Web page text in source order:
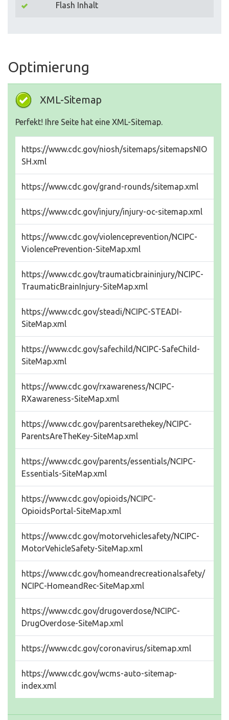
Flash Inhalt
Optimierung
XML-Sitemap
Perfekt! Ihre Seite hat eine XML-Sitemap.
https://www.cdc.gov/niosh/sitemaps/sitemapsNIO
SH.xml
https://www.cdc.gov/grand-rounds/sitemap.xml
https://www.cdc.gov/injury/injury-oc-sitemap.xml
https://www.cdc.gov/violenceprevention/NCIPC-
ViolencePrevention-SiteMap.xml
https://www.cdc.gov/traumaticbraininjury/NCIPC-
TraumaticBrainInjury-SiteMap.xml
https://www.cdc.gov/steadi/NCIPC-STEADI-
SiteMap.xml
https://www.cdc.gov/safechild/NCIPC-SafeChild-
SiteMap.xml
https://www.cdc.gov/rxawareness/NCIPC-
RXawareness-SiteMap.xml
https://www.cdc.gov/parentsarethekey/NCIPC-
ParentsAreTheKey-SiteMap.xml
https://www.cdc.gov/parents/essentials/NCIPC-
Essentials-SiteMap.xml
https://www.cdc.gov/opioids/NCIPC-
OpioidsPortal-SiteMap.xml
https://www.cdc.gov/motorvehiclesafety/NCIPC-
MotorVehicleSafety-SiteMap.xml
https://www.cdc.gov/homeandrecreationalsafety/
NCIPC-HomeandRec-SiteMap.xml
https://www.cdc.gov/drugoverdose/NCIPC-
DrugOverdose-SiteMap.xml
https://www.cdc.gov/coronavirus/sitemap.xml
https://www.cdc.gov/wcms-auto-sitemap-
index.xml